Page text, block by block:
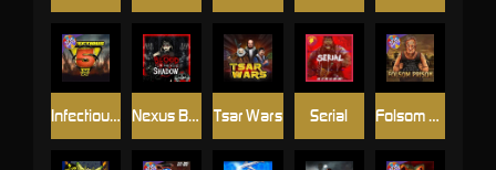
Nexus Blood & Shadow Tsar Wars Folsom Prison
Serial
Infectious 5 xWays